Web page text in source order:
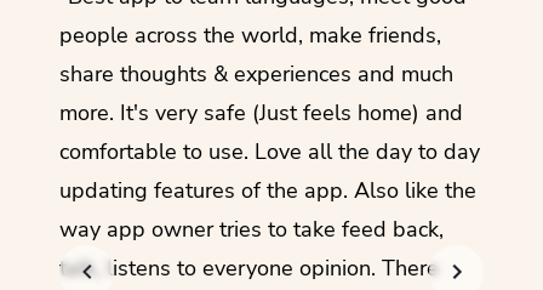
people across the world, make friends,
share thoughts & experiences and much
more. It's very safe (Just feels home) and
comfortable to use. Love all the day to day
updating features of the app. Also like the
way app owner tries to take feed back,
talk, listens to everyone opinion. There